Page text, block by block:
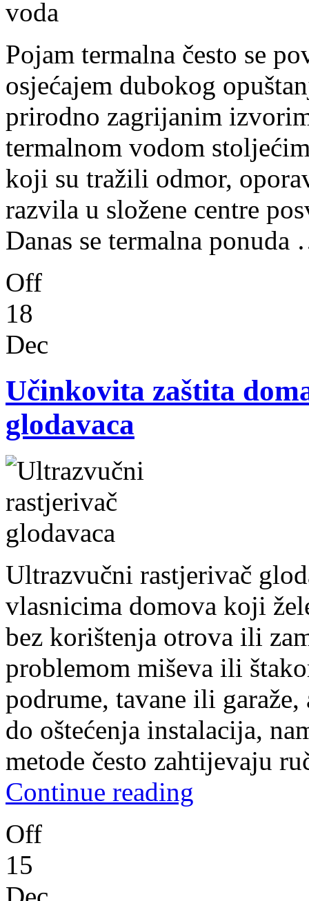
Pojam termalna često se
osjećajem dubokog
prirodno zagrijanim
termalnom vodom
koji su tražili odmor,
razvila u složene centre
Danas se termalna ponuda
Off
18
Dec
Učinkovita zaštita
glodavaca
Ultrazvučni rastjerivač
vlasnicima domova koji
bez korištenja otrova ili
problemom miševa ili
podrume, tavane ili
do oštećenja instalacija,
metode često zahtijevaju
Continue reading
Off
15